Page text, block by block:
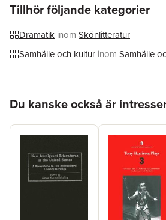
Tillhör följande kategorier
Dramatik inom Skönlitteratur
Samhälle och kultur inom Samhälle
Du kanske också är